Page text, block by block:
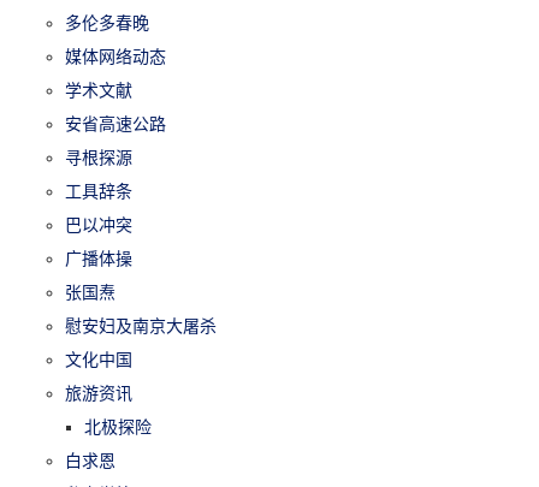
多伦多春晚
媒体网络动态
学术文献
安省高速公路
寻根探源
工具辞条
巴以冲突
广播体操
张国焘
慰安妇及南京大屠杀
文化中国
旅游资讯
北极探险
白求恩